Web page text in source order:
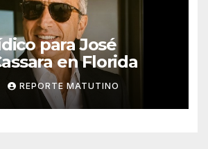
para José
en Florida
REPORTE MATUTINO